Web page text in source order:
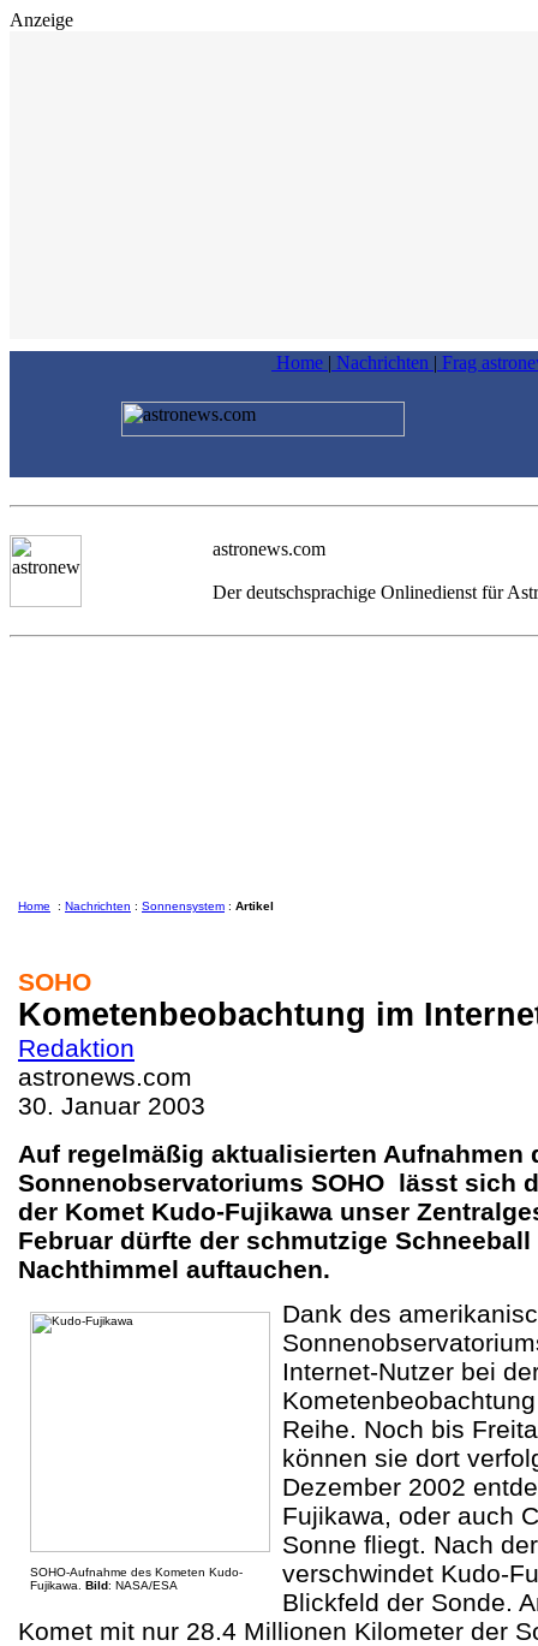
Anzeige
Home | Nachrichten | Frag
astronews.com
Der deutschsprachige Onlinedienst für
Home : Nachrichten : Sonnensystem : Artikel
SOHO
Kometenbeobachtung im
Redaktion
astronews.com
30. Januar 2003
Auf regelmäßig aktualisierten Aufnahmen
Sonnenobservatoriums SOHO lässt sich
der Komet Kudo-Fujikawa unser
Februar dürfte der schmutzige
Nachthimmel auftauchen.
SOHO-Aufnahme des Kometen Kudo-
Fujikawa. Bild: NASA/ESA
Dank des
Internet-Nutzer bei
Reihe. Noch bis
können sie dort
Dezember 2002
Fujikawa, oder auch
Sonne fliegt. Nach
verschwindet Kudo-
Blickfeld der Sonde.
Komet mit nur 28.4 Millionen Kilometer der